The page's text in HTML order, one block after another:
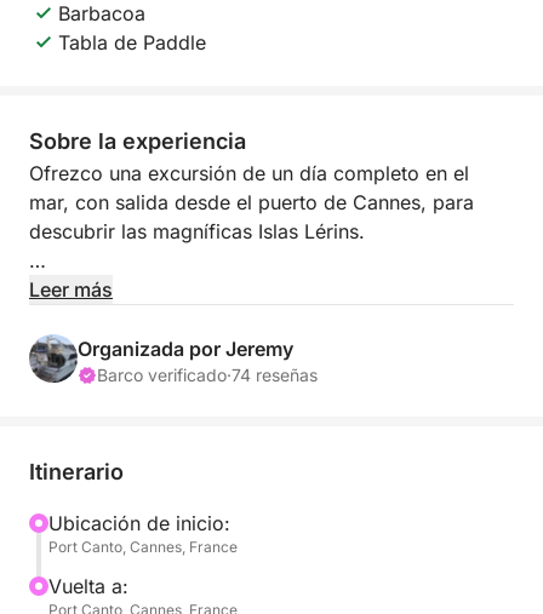
Barbacoa
Tabla de Paddle
Sobre la experiencia
Ofrezco una excursión de un día completo en el
mar, con salida desde el puerto de Cannes, para
descubrir las magníficas Islas Lérins.
En el programa: sol, aguas turquesas, paddle surf,
día.
Hasta 9 personas pueden participar en esta
Con 20 años de experiencia como cocinero en la
marina mercante, les doy la bienvenida a bordo para
un día agradable de relax, explorando la costa y
Leer más
Organizada por Jeremy
Barco verificado·74 reseñas
Itinerario
Ubicación de inicio:
Port Canto, Cannes, France
Vuelta a:
Port Canto, Cannes, France